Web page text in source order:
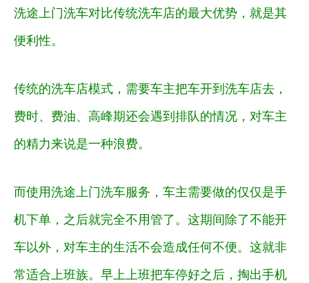
洗途上门洗车对比传统洗车店的最大优势，就是其
便利性。
传统的洗车店模式，需要车主把车开到洗车店去，
费时、费油、高峰期还会遇到排队的情况，对车主
的精力来说是一种浪费。
而使用洗途上门洗车服务，车主需要做的仅仅是手
机下单，之后就完全不用管了。这期间除了不能开
车以外，对车主的生活不会造成任何不便。这就非
常适合上班族。早上上班把车停好之后，掏出手机